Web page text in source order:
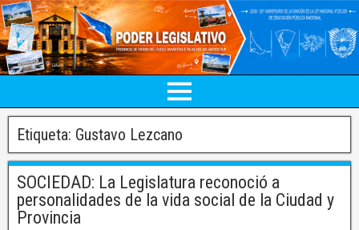
Etiqueta: Gustavo Lezcano
SOCIEDAD: La Legislatura reconoció a
personalidades de la vida social de la Ciudad y
Provincia